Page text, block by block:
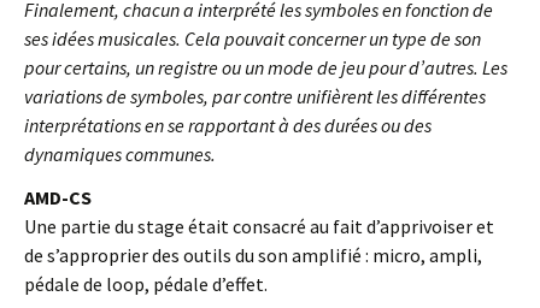
Finalement, chacun a interprété les symboles en fonction de
ses idées musicales. Cela pouvait concerner un type de son
pour certains, un registre ou un mode de jeu pour d’autres. Les
variations de symboles, par contre unifièrent les différentes
interprétations en se rapportant à des durées ou des
dynamiques communes.
AMD-CS
Une partie du stage était consacré au fait d’apprivoiser et
de s’approprier des outils du son amplifié : micro, ampli,
pédale de loop, pédale d’effet.